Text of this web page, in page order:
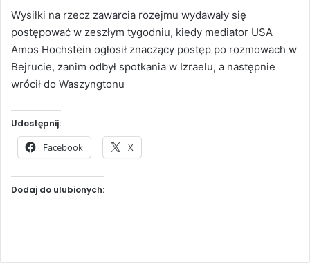
Wysiłki na rzecz zawarcia rozejmu wydawały się
postępować w zeszłym tygodniu, kiedy mediator USA
Amos Hochstein ogłosił znaczący postęp po rozmowach w
Bejrucie, zanim odbył spotkania w Izraelu, a następnie
wrócił do Waszyngtonu
Udostępnij:
Facebook X
Dodaj do ulubionych: